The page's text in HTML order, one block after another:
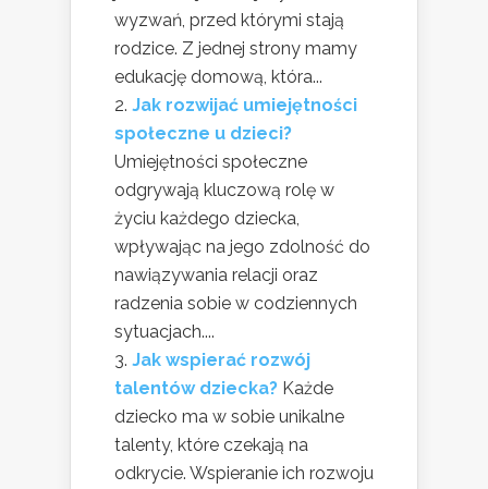
wyzwań, przed którymi stają
rodzice. Z jednej strony mamy
edukację domową, która...
Jak rozwijać umiejętności
społeczne u dzieci?
Umiejętności społeczne
odgrywają kluczową rolę w
życiu każdego dziecka,
wpływając na jego zdolność do
nawiązywania relacji oraz
radzenia sobie w codziennych
sytuacjach....
Jak wspierać rozwój
talentów dziecka? Każde
dziecko ma w sobie unikalne
talenty, które czekają na
odkrycie. Wspieranie ich rozwoju